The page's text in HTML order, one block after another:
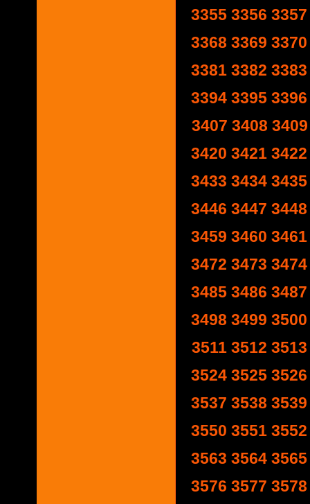
3355 3356 3357
3368 3369 3370
3381 3382 3383
3394 3395 3396
3407 3408 3409
3420 3421 3422
3433 3434 3435
3446 3447 3448
3459 3460 3461
3472 3473 3474
3485 3486 3487
3498 3499 3500
3511 3512 3513
3524 3525 3526
3537 3538 3539
3550 3551 3552
3563 3564 3565
3576 3577 3578